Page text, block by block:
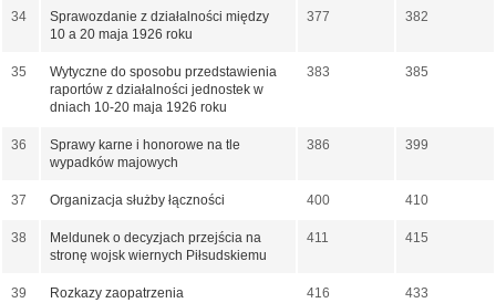
34
Sprawozdanie z działalności między
10 a 20 maja 1926 roku
377 382
35
Wytyczne do sposobu przedstawienia
raportów z działalności jednostek w
dniach 10-20 maja 1926 roku
383 385
36
Sprawy karne i honorowe na tle
wypadków majowych
386 399
37 Organizacja służby łączności 400 410
38
Meldunek o decyzjach przejścia na
stronę wojsk wiernych Piłsudskiemu
411 415
39 Rozkazy zaopatrzenia 416 433